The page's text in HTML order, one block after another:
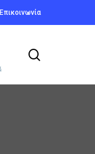
Επικοινωνία